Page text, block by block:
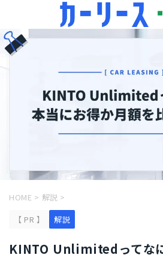
HOME > 解説 >
【 PR 】
解説
KINTO Unlimitedってな